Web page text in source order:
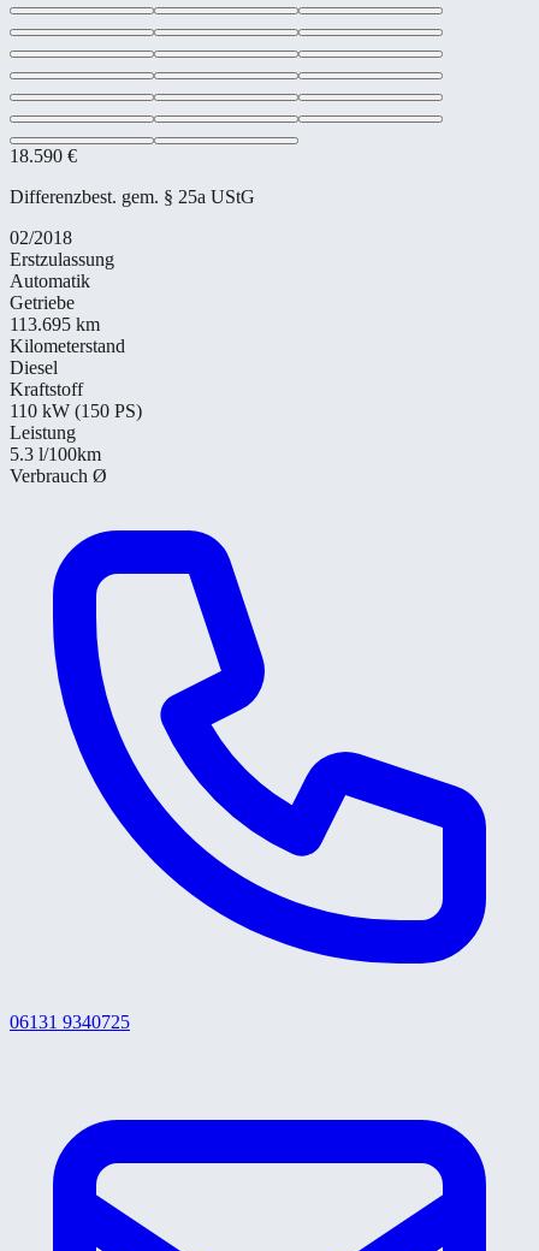
18.590 €
Differenzbest. gem. § 25a UStG
02/2018
Erstzulassung
Automatik
Getriebe
113.695 km
Kilometerstand
Diesel
Kraftstoff
110 kW (150 PS)
Leistung
5.3 l/100km
Verbrauch Ø
06131 9340725